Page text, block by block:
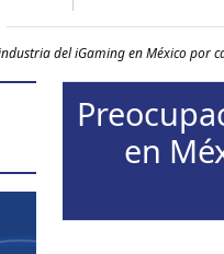
del iGaming en México por
en